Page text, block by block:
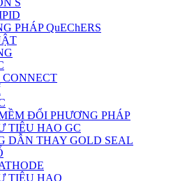
S
PHÁP QuEChERS
ĐỔI PHƯƠNG PHÁP
TIÊU HAO GC
DẪN THAY GOLD SEAL
TIÊU HAO